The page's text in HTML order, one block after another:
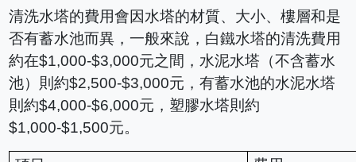
清洗水塔的費用會因水塔的材質、大小、樓層和是
否有蓄水池而異，一般來說，白鐵水塔的清洗費用
約在$1,000-$3,000元之間，水泥水塔（不含蓄水
池）則約$2,500-$3,000元，有蓄水池的水泥水塔
則約$4,000-$6,000元，塑膠水塔則約
$1,000-$1,500元。